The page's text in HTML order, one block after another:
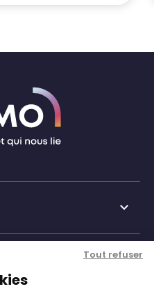
Tout refuser

